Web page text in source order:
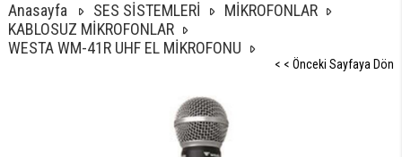
Anasayfa SES SİSTEMLERİ
MİKROFONLAR
KABLOSUZ MİKROFONLAR
WESTA WM-41R UHF EL MİKROFONU
< < Önceki Sayfaya Dön